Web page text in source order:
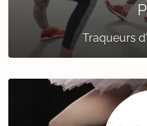
Traqueurs